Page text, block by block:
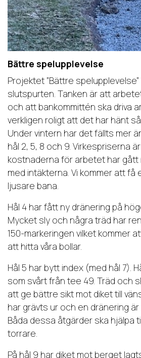
Bättre spelupplevelse
Projektet ”Bättre
slutspurten. Tanken är att
och att bankommittén ska driva
verkligen roligt att det har hänt
Under vintern har det fällts mer
hål 2, 5, 8 och 9. Virkespriserna
kostnaderna för arbetet har gått
med intäkterna. Vi kommer att få
ljusare bana.
Hål 4 har fått ny dränering på
Mycket sly och några träd har
150-markeringen vilket kommer
att hitta våra bollar.
Hål 5 har bytt index (med hål 7).
som svårt från tee 49. Träd och
att ge bättre sikt mot diket till
har grävts ur och en dränering är
Båda dessa åtgärder ska hjälpa
torrare.
På hål 9 har diket mot berget